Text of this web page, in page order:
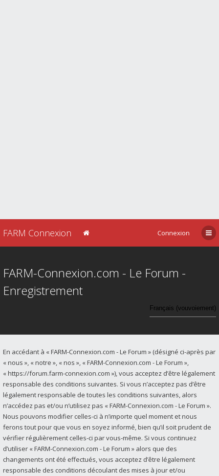
FARM Connexion Connexion
FARM-Connexion.com - Le Forum -
Enregistrement
En accédant à « FARM-Connexion.com - Le Forum » (désigné ci-après par
« nous », « notre », « nos », « FARM-Connexion.com - Le Forum »,
« https://forum.farm-connexion.com »), vous acceptez d’être légalement
responsable des conditions suivantes. Si vous n’acceptez pas d’être
légalement responsable de toutes les conditions suivantes, alors
n’accédez pas et/ou n’utilisez pas « FARM-Connexion.com - Le Forum ».
Nous pouvons modifier celles-ci à n’importe quel moment et nous
ferons tout pour que vous en soyez informé, bien qu’il soit prudent de
vérifier régulièrement celles-ci par vous-même. Si vous continuez
d’utiliser « FARM-Connexion.com - Le Forum » alors que des
changements ont été effectués, vous acceptez d’être légalement
responsable des conditions découlant des mises à jour et/ou